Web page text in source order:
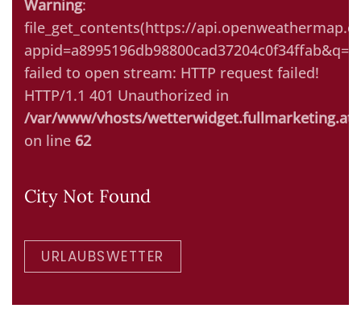
Warning:
file_get_contents(https://
failed to open stream: HTTP request failed!
HTTP/1.1 401 Unauthorized in
/var/www/vhosts/
on line 62
City Not Found
URLAUBSWETTER